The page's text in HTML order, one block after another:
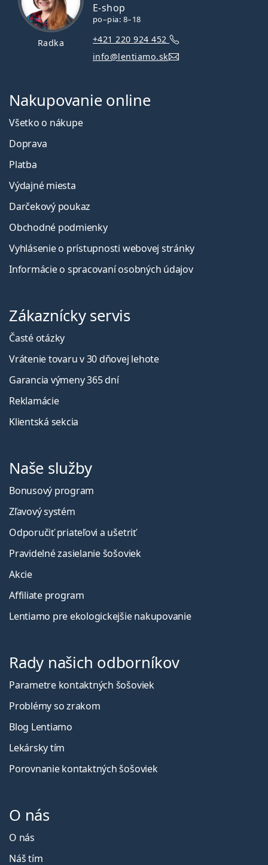
Radka
E-shop
po–pia: 8–18
+421 220 924 452
info@lentiamo.sk
Nakupovanie online
Všetko o nákupe
Doprava
Platba
Výdajné miesta
Darčekový poukaz
Obchodné podmienky
Vyhlásenie o prístupnosti webovej stránky
Informácie o spracovaní osobných údajov
Zákaznícky servis
Časté otázky
Vrátenie tovaru v 30 dňovej lehote
Garancia výmeny 365 dní
Reklamácie
Klientská sekcia
Naše služby
Bonusový program
Zľavový systém
Odporučiť priateľovi a ušetriť
Pravidelné zasielanie šošoviek
Akcie
Affiliate program
Lentiamo pre ekologickejšie nakupovanie
Rady našich odborníkov
Parametre kontaktných šošoviek
Problémy so zrakom
Blog Lentiamo
Lekársky tím
Porovnanie kontaktných šošoviek
O nás
O nás
Náš tím